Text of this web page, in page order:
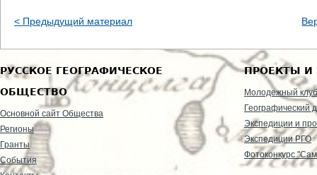
< Предыдущий материал
РУССКОЕ ГЕОГРАФИЧЕСКОЕ
ОБЩЕСТВО
Основной сайт Общества
Регионы
Гранты
События
ПРОЕКТЫ И
Молодежный клуб
Географический
Экспедиции и
Экспедиции РГО
Фотоконкурс